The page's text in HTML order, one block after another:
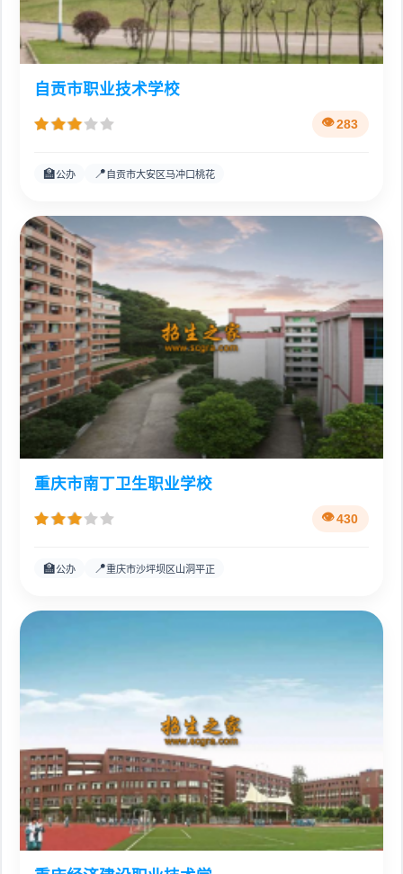
自贡市职业技术学校
283
🏫公办 📍 自贡市大安区马冲口桃花
重庆市南丁卫生职业学校
430
🏫公办 📍重庆市沙坪坝区山洞平正